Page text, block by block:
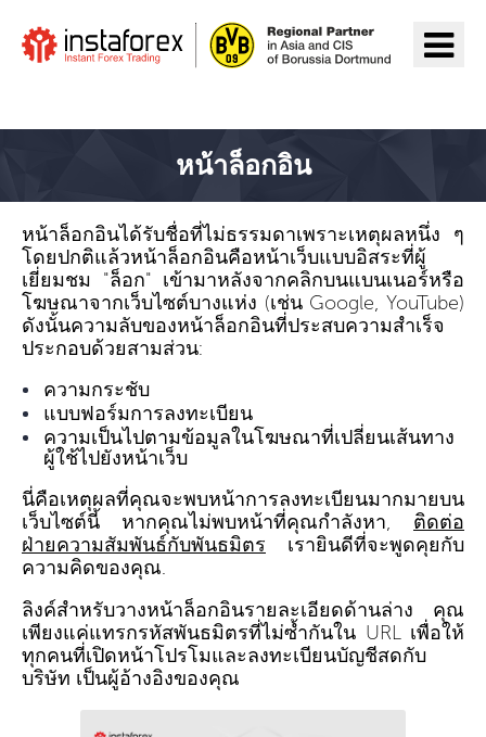
หน้าล็อกอิน
หน้าล็อกอินได้รับชื่อที่ไม่ธรรมดาเพราะเหตุผลหนึ่ง ๆ
โดยปกติแล้วหน้าล็อกอินคือหน้าเว็บแบบอิสระที่ผู้
เยี่ยมชม "ล็อก" เข้ามาหลังจากคลิกบนแบนเนอร์หรือ
โฆษณาจากเว็บไซต์บางแห่ง (เช่น Google, YouTube)
ดังนั้นความลับของหน้าล็อกอินที่ประสบความสำเร็จ
ประกอบด้วยสามส่วน:
ความกระชับ
แบบฟอร์มการลงทะเบียน
ความเป็นไปตามข้อมูลในโฆษณาที่เปลี่ยนเส้นทาง
ผู้ใช้ไปยังหน้าเว็บ
นี่คือเหตุผลที่คุณจะพบหน้าการลงทะเบียนมากมายบน
เว็บไซต์นี้ หากคุณไม่พบหน้าที่คุณกำลังหา, ติดต่อ
ฝ่ายความสัมพันธ์กับพันธมิตร เรายินดีที่จะพูดคุยกับ
ความคิดของคุณ.
ลิงค์สำหรับวางหน้าล็อกอินรายละเอียดด้านล่าง คุณ
เพียงแค่แทรกรหัสพันธมิตรที่ไม่ซ้ำกันใน URL เพื่อให้
ทุกคนที่เปิดหน้าโปรโมและลงทะเบียนบัญชีสดกับ
บริษัท เป็นผู้อ้างอิงของคุณ